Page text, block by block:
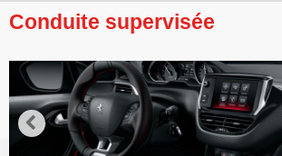
Conduite supervisée